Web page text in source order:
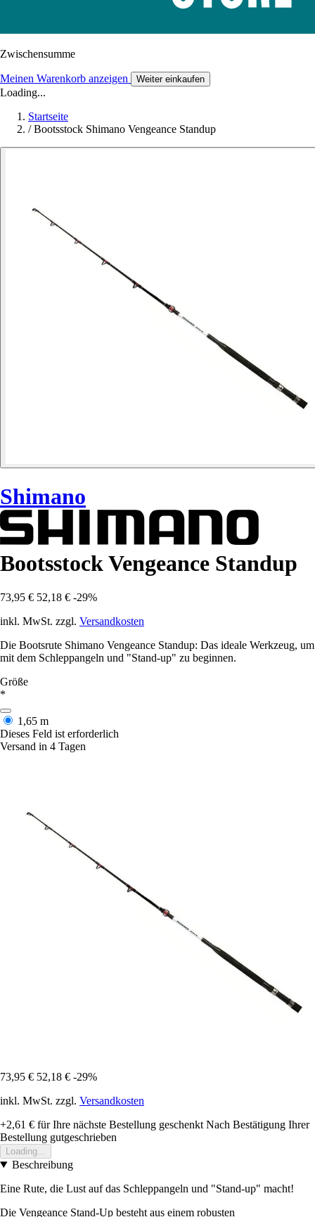
Zwischensumme
Meinen Warenkorb anzeigen Weiter einkaufen
Loading...
Startseite
/ Bootsstock Shimano Vengeance Standup
Shimano
Bootsstock Vengeance Standup
73,95 € 52,18 € -29%
inkl. MwSt. zzgl. Versandkosten
Die Bootsrute Shimano Vengeance Standup: Das ideale Werkzeug, um
mit dem Schleppangeln und "Stand-up" zu beginnen.
Größe
*
1,65 m
Dieses Feld ist erforderlich
Versand in 4 Tagen
73,95 € 52,18 € -29%
inkl. MwSt. zzgl. Versandkosten
+2,61 € für Ihre nächste Bestellung geschenkt Nach Bestätigung Ihrer
Bestellung gutgeschrieben
Loading...
Beschreibung
Eine Rute, die Lust auf das Schleppangeln und "Stand-up" macht!
Die Vengeance Stand-Up besteht aus einem robusten